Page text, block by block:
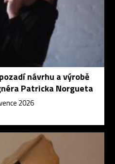
návrhu a výrobě
Patricka Norgueta
2026